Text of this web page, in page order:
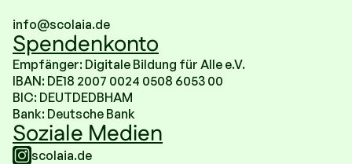
info@scolaia.de
Spendenkonto
Empfänger: Digitale Bildung für Alle e.V.
IBAN: DE18 2007 0024 0508 6053 00
BIC: DEUTDEDBHAM
Bank: Deutsche Bank
Soziale Medien
scolaia.de